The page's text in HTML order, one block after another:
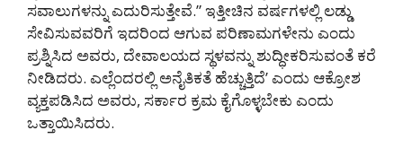
ಸವಾಲುಗಳನ್ನು ಎದುರಿಸುತ್ತೇವೆ.” ಇತ್ತೀಚಿನ ವರ್ಷಗಳಲ್ಲಿ ಲಡ್ಡು
ಸೇವಿಸುವವರಿಗೆ ಇದರಿಂದ ಆಗುವ ಪರಿಣಾಮಗಳೇನು ಎಂದು
ಪ್ರಶ್ನಿಸಿದ ಅವರು, ದೇವಾಲಯದ ಸ್ಥಳವನ್ನು ಶುದ್ಧೀಕರಿಸುವಂತೆ ಕರೆ
ನೀಡಿದರು. ಎಲ್ಲೆಂದರಲ್ಲಿ ಅನೈತಿಕತೆ ಹೆಚ್ಚುತ್ತಿದೆ’ ಎಂದು ಆಕ್ರೋಶ
ವ್ಯಕ್ತಪಡಿಸಿದ ಅವರು, ಸರ್ಕಾರ ಕ್ರಮ ಕೈಗೊಳ್ಳಬೇಕು ಎಂದು
ಒತ್ತಾಯಿಸಿದರು.